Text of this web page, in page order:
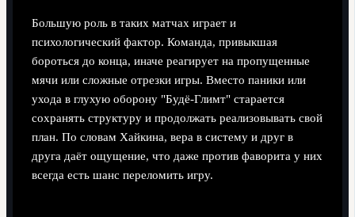
Большую роль в таких матчах играет и
психологический фактор. Команда, привыкшая
бороться до конца, иначе реагирует на пропущенные
мячи или сложные отрезки игры. Вместо паники или
ухода в глухую оборону "Будё-Глимт" старается
сохранять структуру и продолжать реализовывать свой
план. По словам Хайкина, вера в систему и друг в
друга даёт ощущение, что даже против фаворита у них
всегда есть шанс переломить игру.